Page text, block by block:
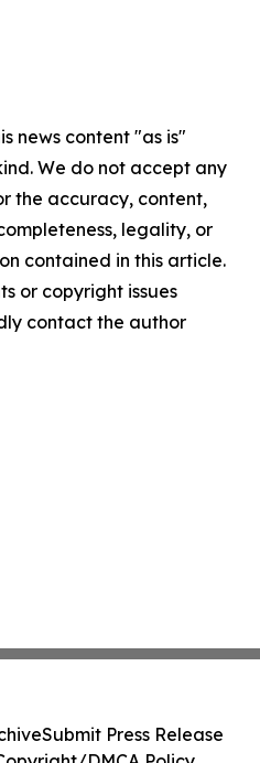
news content "as is"
We do not accept any
the accuracy, content,
legality, or
contained in this article.
or copyright issues
contact the author
Submit Press Release